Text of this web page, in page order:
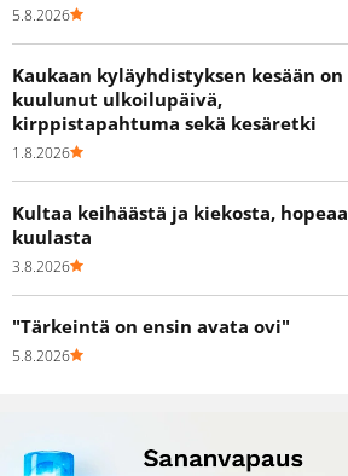
5.8.2026
Kaukaan kyläyhdistyksen kesään on
kuulunut ulkoilupäivä,
kirppistapahtuma sekä kesäretki
1.8.2026
Kultaa keihäästä ja kiekosta, hopeaa
kuulasta
3.8.2026
"Tärkeintä on ensin avata ovi"
5.8.2026